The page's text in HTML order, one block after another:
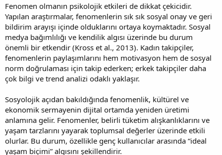
Fenomen olmanın psikolojik etkileri de dikkat çekicidir.
Yapılan araştırmalar, fenomenlerin sık sık sosyal onay ve geri
bildirim arayışı içinde olduklarını ortaya koymaktadır. Sosyal
medya bağımlılığı ve kendilik algısı üzerinde bu durum
önemli bir etkendir (Kross et al., 2013). Kadın takipçiler,
fenomenlerin paylaşımlarını hem motivasyon hem de sosyal
norm doğrulaması için takip ederken; erkek takipçiler daha
çok bilgi ve trend analizi odaklı yaklaşır.
Sosyolojik açıdan bakıldığında fenomenlik, kültürel ve
ekonomik sermayenin dijital ortamda yeniden üretimi
anlamına gelir. Fenomenler, belirli tüketim alışkanlıklarını ve
yaşam tarzlarını yayarak toplumsal değerler üzerinde etkili
olurlar. Bu durum, özellikle genç kullanıcılar arasında “ideal
yaşam biçimi” algısını şekillendirir.